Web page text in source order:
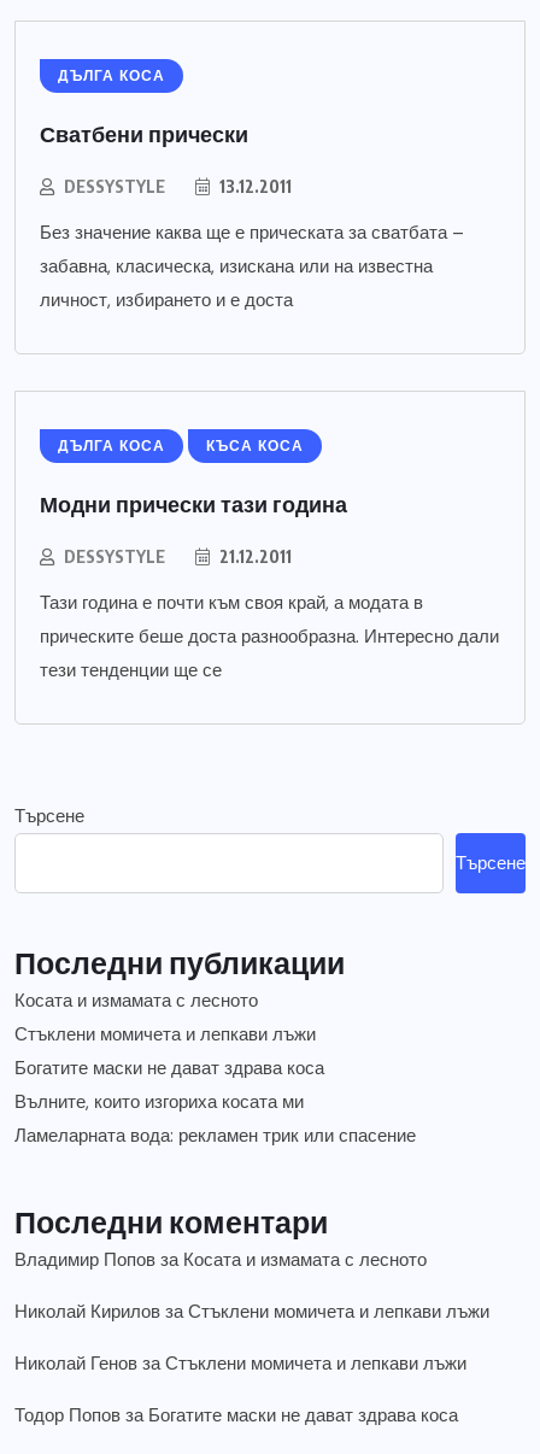
ДЪЛГА КОСА
Сватбени прически
DESSYSTYLE 13.12.2011
Без значение каква ще е прическата за сватбата –
забавна, класическа, изискана или на известна
личност, избирането и е доста
ДЪЛГА КОСА КЪСА КОСА
Модни прически тази година
DESSYSTYLE 21.12.2011
Тази година е почти към своя край, а модата в
прическите беше доста разнообразна. Интересно дали
тези тенденции ще се
Търсене
Търсене
Последни публикации
Косата и измамата с лесното
Стъклени момичета и лепкави лъжи
Богатите маски не дават здрава коса
Вълните, които изгориха косата ми
Ламеларната вода: рекламен трик или спасение
Последни коментари
Владимир Попов за Косата и измамата с лесното
Николай Кирилов заСтъклени момичета и лепкави лъжи
Николай Генов заСтъклени момичета и лепкави лъжи
Тодор Попов за Богатите маски не дават здрава коса